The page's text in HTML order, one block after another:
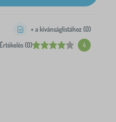
Értékelés (0) 4
+ a kívánságlistához (0)